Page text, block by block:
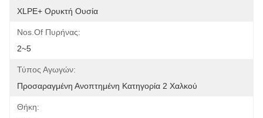
XLPE+ Ορυκτή Ουσία
Nos.of Πυρήνας:
2~5
Τύπος Αγωγών:
Προσαραγμένη Ανοπτημένη Κατηγορία 2 Χαλκού
Θήκη: